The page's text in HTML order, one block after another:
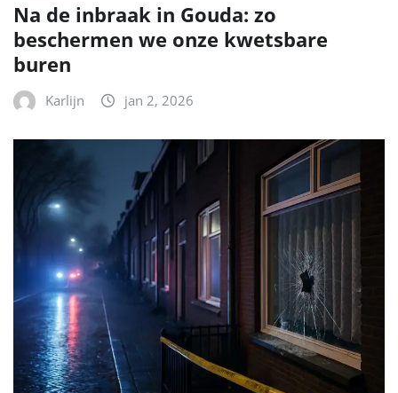
Na de inbraak in Gouda: zo
beschermen we onze kwetsbare
buren
Karlijn jan 2, 2026